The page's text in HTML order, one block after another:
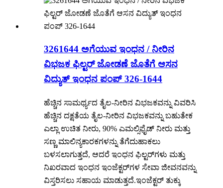
3261644 ಅಗೆಯುವ ಇಂಧನ / ನೀರಿನ
ವಿಭಜಕ ಫಿಲ್ಟರ್ ಜೋಡಣೆ ಜೊತೆಗೆ ಆಸನ
ವಿದ್ಯುತ್ ಇಂಧನ ಪಂಪ್ 326-1644
ಹೆಚ್ಚಿನ ಸಾಮರ್ಥ್ಯದ ತೈಲ-ನೀರಿನ ವಿಭಜಕವನ್ನು ವಿವರಿಸಿ
ಹೆಚ್ಚಿನ ದಕ್ಷತೆಯ ತೈಲ-ನೀರಿನ ವಿಭಜಕವನ್ನು ಬಹುತೇಕ
ಎಲ್ಲಾ ಉಚಿತ ನೀರು, 90% ಎಮಲ್ಸಿಫೈಡ್ ನೀರು ಮತ್ತು
ಸಣ್ಣ ಮಾಲಿನ್ಯಕಾರಕಗಳನ್ನು ತೆಗೆದುಹಾಕಲು
ಬಳಸಲಾಗುತ್ತದೆ, ಆದರೆ ಇಂಧನ ಫಿಲ್ಟರ್‌ಗಳು ಮತ್ತು
ನಿಖರವಾದ ಇಂಧನ ಇಂಜೆಕ್ಟರ್‌ಗಳ ಸೇವಾ ಜೀವನವನ್ನು
ವಿಸ್ತರಿಸಲು ಸಹಾಯ ಮಾಡುತ್ತದೆ.ಇಂಜೆಕ್ಟರ್ ತುಕ್ಕು